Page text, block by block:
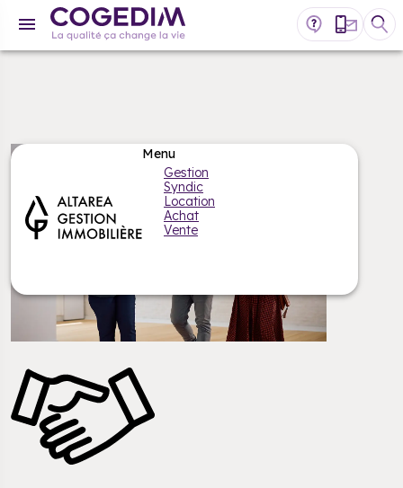
Gestion
Syndic
Location
Achat
Vente